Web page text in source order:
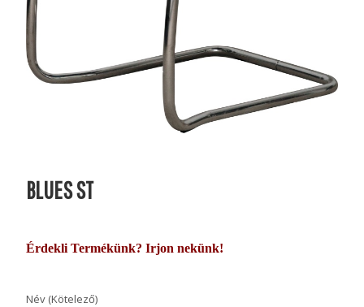
BLUES ST
Érdekli Termékünk? Irjon nekünk!
Név (Kötelező)